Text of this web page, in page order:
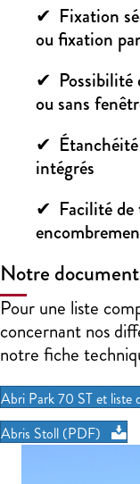
Fixation
ou fixation
Possibilité
ou sans
intégrés
Facilité
Notre
Pour une liste
concernant nos
notre fiche
Abri Park 70 ST et liste
Abris Stoll (PDF)